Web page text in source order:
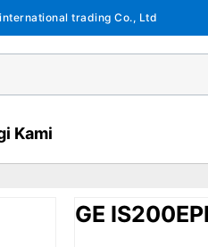
trading Co., Ltd
Kami
GE